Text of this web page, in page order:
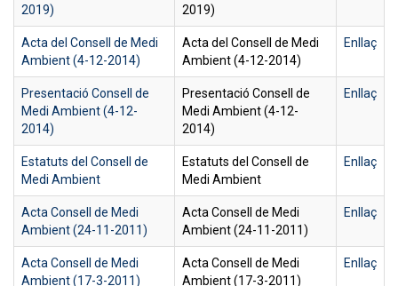
2019)
2019)
Acta del Consell de Medi
Ambient (4-12-2014)
Acta del Consell de Medi
Ambient (4-12-2014)
Enllaç
Presentació Consell de
Medi Ambient (4-12-
2014)
Presentació Consell de
Medi Ambient (4-12-
2014)
Enllaç
Estatuts del Consell de
Medi Ambient
Estatuts del Consell de
Medi Ambient
Enllaç
Acta Consell de Medi
Ambient (24-11-2011)
Acta Consell de Medi
Ambient (24-11-2011)
Enllaç
Acta Consell de Medi
Ambient (17-3-2011)
Acta Consell de Medi
Ambient (17-3-2011)
Enllaç